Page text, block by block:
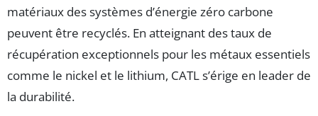
matériaux des systèmes d’énergie zéro carbone
peuvent être recyclés. En atteignant des taux de
récupération exceptionnels pour les métaux essentiels
comme le nickel et le lithium, CATL s’érige en leader de
la durabilité.